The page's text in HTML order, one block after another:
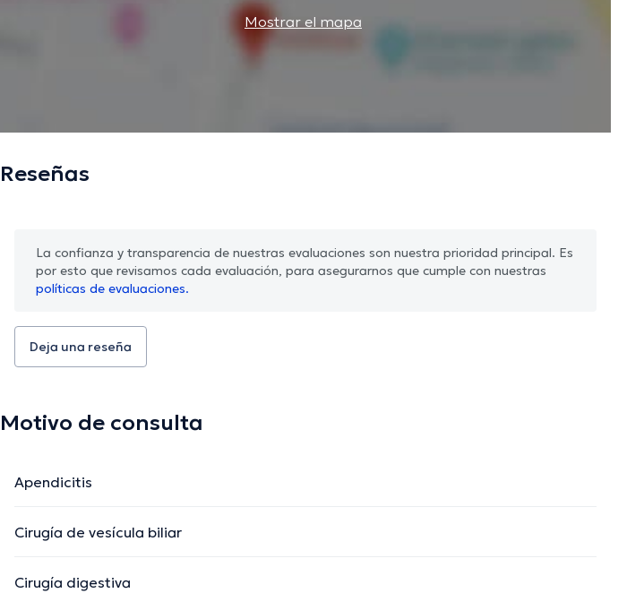
Mostrar el mapa
Reseñas
La confianza y transparencia de nuestras evaluaciones son nuestra prioridad principal. Es
por esto que revisamos cada evaluación, para asegurarnos que cumple con nuestras
políticas de evaluaciones.
Deja una reseña
Motivo de consulta
Apendicitis
Cirugía de vesícula biliar
Cirugía digestiva